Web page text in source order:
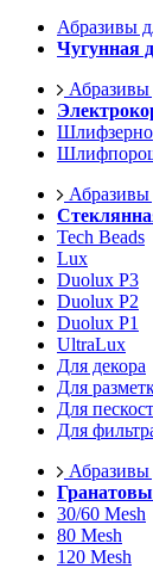
Абразивы
Чугунная
Абразивы
Шлифзерно
Абразивы
Tech Beads
Lux
Duolux P3
Duolux P2
Duolux P1
UltraLux
Для декора
Для
Для
Для
Абразивы
30/60 Mesh
80 Mesh
120 Mesh